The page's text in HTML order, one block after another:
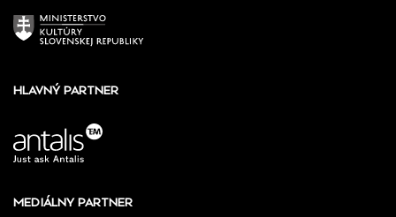
HLAVNÝ PARTNER
MEDIÁLNY PARTNER